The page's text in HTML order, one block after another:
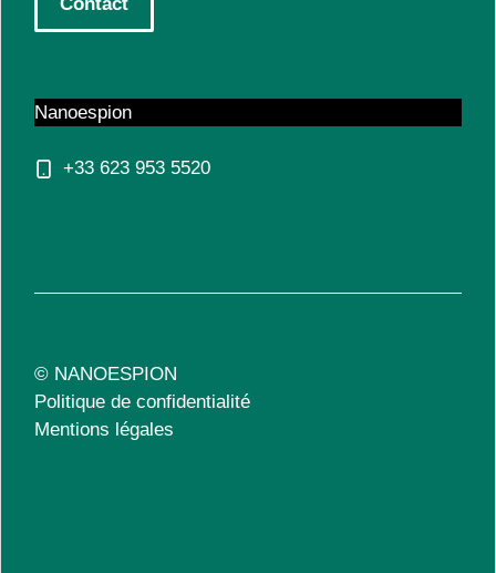
Nanoespion
+33 623 953 5520
© NANOESPION
Politique de confidentialité
Mentions légales